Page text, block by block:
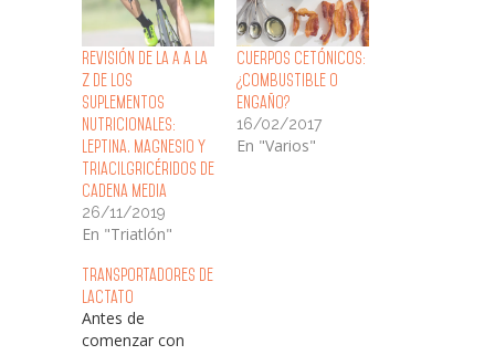
Revisión de la A a la
Z de los
Suplementos
Nutricionales:
Leptina, Magnesio y
Triacilgricéridos de
Cadena Media
26/11/2019
En "Triatlón"
Cuerpos Cetónicos:
¿Combustible o
Engaño?
16/02/2017
En "Varios"
Transportadores de
Lactato
Antes de
comenzar con